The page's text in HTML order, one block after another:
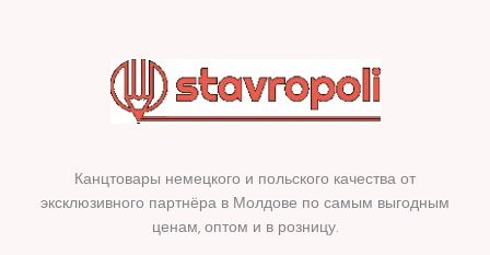
Канцтовары немецкого и польского качества от
эксклюзивного партнёра в Молдове по самым выгодным
ценам, оптом и в розницу.